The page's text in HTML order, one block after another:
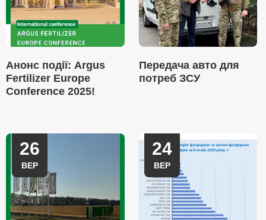
Анонс події: Argus
Fertilizer Europe
Conference 2025!
Передача авто для
потреб ЗСУ
26
ВЕР
24
ВЕР